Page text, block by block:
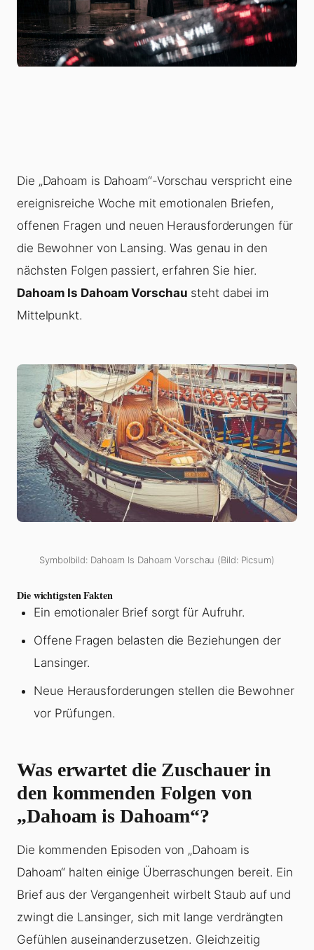
Die „Dahoam is Dahoam“-Vorschau verspricht eine
ereignisreiche Woche mit emotionalen Briefen,
offenen Fragen und neuen Herausforderungen für
die Bewohner von Lansing. Was genau in den
nächsten Folgen passiert, erfahren Sie hier.
Dahoam Is Dahoam Vorschau steht dabei im
Mittelpunkt.
Symbolbild: Dahoam Is Dahoam Vorschau (Bild: Picsum)
Die wichtigsten Fakten
Ein emotionaler Brief sorgt für Aufruhr.
Offene Fragen belasten die Beziehungen der
Lansinger.
Neue Herausforderungen stellen die Bewohner
vor Prüfungen.
Was erwartet die Zuschauer in
den kommenden Folgen von
„Dahoam is Dahoam“?
Die kommenden Episoden von „Dahoam is
Dahoam“ halten einige Überraschungen bereit. Ein
Brief aus der Vergangenheit wirbelt Staub auf und
zwingt die Lansinger, sich mit lange verdrängten
Gefühlen auseinanderzusetzen. Gleichzeitig